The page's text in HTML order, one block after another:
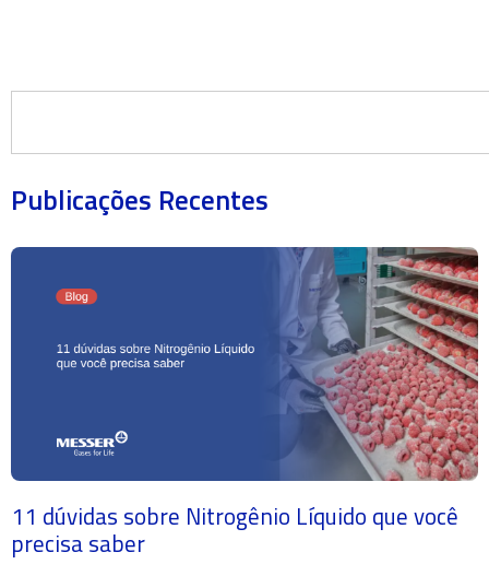
Publicações Recentes
11 dúvidas sobre Nitrogênio Líquido que você
precisa saber